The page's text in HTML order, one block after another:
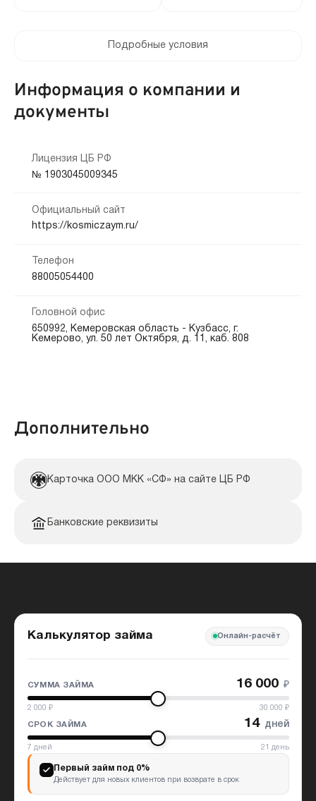
Привлечение созаемщиков:
Требуются поручители
Способы получения:
На карту Банковский счёт
Способы погашения:
Банкоматы
Безналичный расчет
Нет
Мобильный телефон:
Кредитная история:
Документы:
Подробные условия
Информация о компании и
документы
Лицензия ЦБ РФ
№ 1903045009345
Официальный сайт
https://kosmiczaym.ru/
Телефон
88005054400
Головной офис
650992, Кемеровская область - Кузбасс, г.
Кемерово, ул. 50 лет Октября, д. 11, каб. 808
Дополнительно
Карточка ООО МКК «СФ» на сайте ЦБ РФ
Банковские реквизиты
Калькулятор займа Онлайн-расчёт
СУММА ЗАЙМА 16 000 ₽
2 000 ₽ 30 000 ₽
СРОК ЗАЙМА 14 дней
7 дней 21 день
Первый займ под 0%
Действует для новых клиентов при возврате в срок